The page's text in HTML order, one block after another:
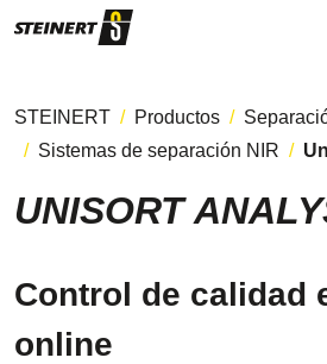
STEINERT Productos
Sistemas de separación NIR
UNISORT
Control de calidad
online